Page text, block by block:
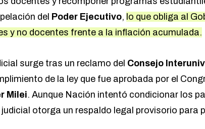
del Poder Ejecutivo, lo que obliga al
y no docentes frente a la inflación acumulada.
surge tras un reclamo del Consejo
de la ley que fue aprobada por el
Milei. Aunque Nación intentó condicionar los
otorga un respaldo legal provisorio para